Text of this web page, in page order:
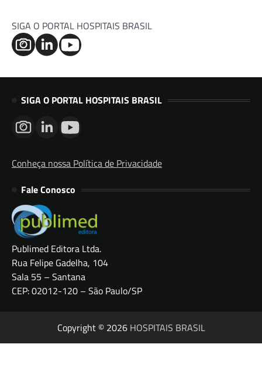
SIGA O PORTAL HOSPITAIS BRASIL
SIGA O PORTAL HOSPITAIS BRASIL
Conheça nossa Política de Privacidade
Fale Conosco
Publimed Editora Ltda.
Rua Felipe Gadelha, 104
Sala 55 – Santana
CEP: 02012-120 – São Paulo/SP
Copyright © 2026 HOSPITAIS BRASIL